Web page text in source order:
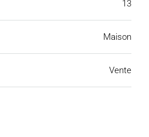
13
Maison
Vente